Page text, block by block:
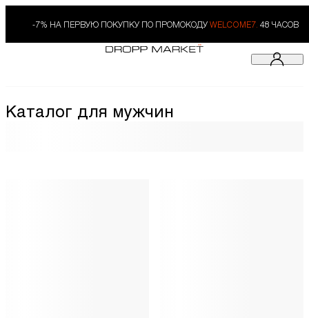
-7% НА ПЕРВУЮ ПОКУПКУ ПО ПРОМОКОДУ WELCOME7. 48 ЧАСОВ
Каталог для мужчин